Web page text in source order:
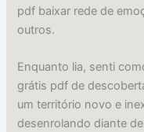
pdf baixar rede de
outros.
Enquanto lia, senti
grátis pdf de
um território novo e
desenrolando diante